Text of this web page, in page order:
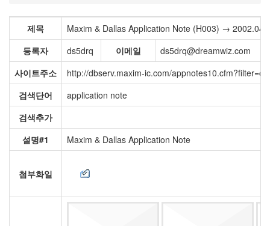
제목
Maxim & Dallas Application Note (H003) →
등록자
ds5drq 이메일
ds5drq@dreamwiz.com
사이트주소
http://dbserv.maxim-ic.com/
검색단어
application note
검색추가
설명#1
Maxim & Dallas Application Note
첨부화일